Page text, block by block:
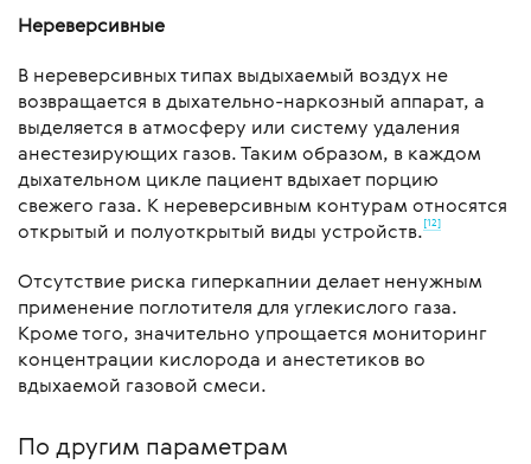
Нереверсивные
В нереверсивных типах выдыхаемый воздух не
возвращается в дыхательно-наркозный аппарат, а
выделяется в атмосферу или систему удаления
анестезирующих газов. Таким образом, в каждом
дыхательном цикле пациент вдыхает порцию
свежего газа. К нереверсивным контурам относятся
открытый и полуоткрытый виды устройств.[12]
Отсутствие риска гиперкапнии делает ненужным
применение поглотителя для углекислого газа.
Кроме того, значительно упрощается мониторинг
концентрации кислорода и анестетиков во
вдыхаемой газовой смеси.
По другим параметрам